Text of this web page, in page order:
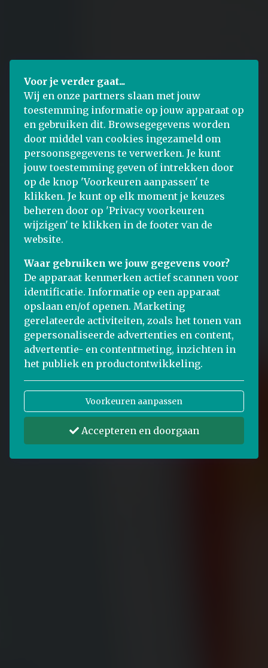
Voor je verder gaat...
Wij en onze partners slaan met jouw
toestemming informatie op jouw apparaat op
en gebruiken dit. Browsegegevens worden
door middel van cookies ingezameld om
persoonsgegevens te verwerken. Je kunt
jouw toestemming geven of intrekken door
op de knop 'Voorkeuren aanpassen' te
klikken. Je kunt op elk moment je keuzes
beheren door op 'Privacy voorkeuren
wijzigen' te klikken in de footer van de
website.
Waar gebruiken we jouw gegevens voor?
De apparaat kenmerken actief scannen voor
identificatie. Informatie op een apparaat
opslaan en/of openen. Marketing
gerelateerde activiteiten, zoals het tonen van
gepersonaliseerde advertenties en content,
advertentie- en contentmeting, inzichten in
het publiek en productontwikkeling.
Voorkeuren aanpassen
Accepteren en doorgaan